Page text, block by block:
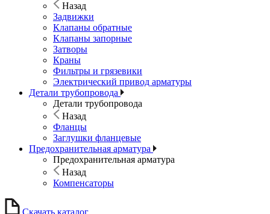
Назад
Задвижки
Клапаны обратные
Клапаны запорные
Затворы
Краны
Фильтры и грязевики
Электрический привод арматуры
Детали трубопровода
Детали трубопровода
Назад
Фланцы
Заглушки фланцевые
Предохранительная арматура
Предохранительная арматура
Назад
Компенсаторы
Скачать каталог